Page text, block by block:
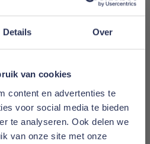
Details Over
van cookies
content en advertenties te
voor social media te bieden
te analyseren. Ook delen we
van onze site met onze